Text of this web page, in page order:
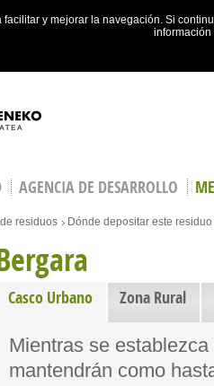
facilitar y mejorar la navegación. Si
AGENCIA DE DESARROLLO
residuos Dónde depositar este residuo
Casco Urbano (active tab)
Zona Rural
Mientras se
mantendrán como